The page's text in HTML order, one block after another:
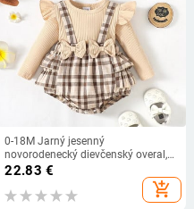
0-18M Jarný jesenný
novorodenecký dievčenský overal,
pletený overal s volánikmi a
mriežkový spletený overal
22.83 €
add_shopping_cart